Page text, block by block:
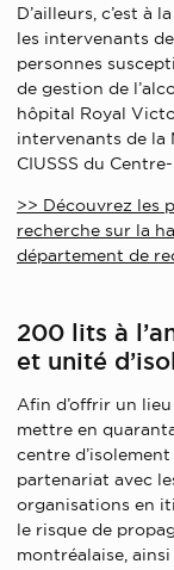
D’ailleurs, c’est à
les intervenants
personnes
de gestion de
hôpital Royal
intervenants de la
CIUSSS du
>> Découvrez les
recherche sur la
département de
200 lits à
et unité
Afin d’offrir un
mettre en
centre
partenariat avec
organisations en
le risque de
montréalaise,